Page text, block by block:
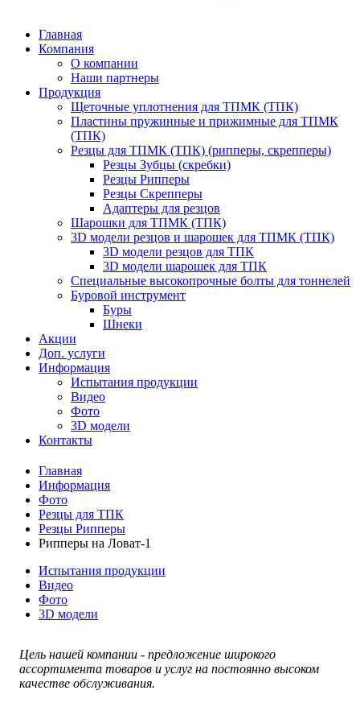
Главная
Компания
О компании
Наши партнеры
Продукция
Щеточные уплотнения для ТПМК (ТПК)
Пластины пружинные и прижимные для ТПМК
(ТПК)
Резцы для ТПМК (ТПК) (рипперы, скрепперы)
Резцы Зубцы (скребки)
Резцы Рипперы
Резцы Скрепперы
Адаптеры для резцов
Шарошки для ТПМК (ТПК)
3D модели резцов и шарошек для ТПМК (ТПК)
3D модели резцов для ТПК
3D модели шарошек для ТПК
Специальные высокопрочные болты для тоннелей
Буровой инструмент
Буры
Шнеки
Акции
Доп. услуги
Информация
Испытания продукции
Видео
Фото
3D модели
Контакты
Главная
Информация
Фото
Резцы для ТПК
Резцы Рипперы
Рипперы на Ловат-1
Испытания продукции
Видео
Фото
3D модели
Цель нашей компании - предложение широкого
ассортимента товаров и услуг на постоянно высоком
качестве обслуживания.